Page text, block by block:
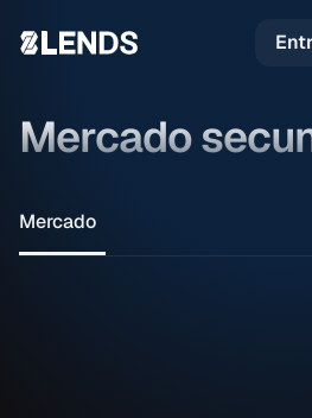
Mercado
Mercado